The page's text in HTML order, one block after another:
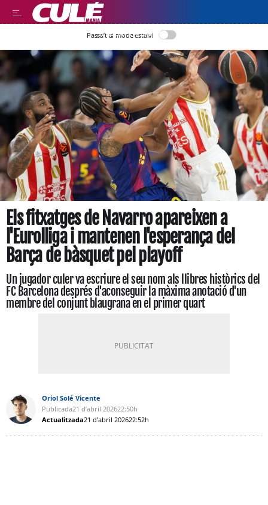
LLEGIR EN CATALÀ
Passa’t al mode estalvi
Els fitxatges de Navarro apareixen a
l'Eurolliga i mantenen l'esperança del
Barça de bàsquet pel playoff
Un jugador culer va escriure el seu nom als llibres històrics del
FC Barcelona després d'aconseguir la màxima anotació d'un
membre del conjunt blaugrana en el primer quart
Oriol Solé Vicente
Publicada21 d’abril 202622:50h
Actualitzada21 d’abril 202622:52h